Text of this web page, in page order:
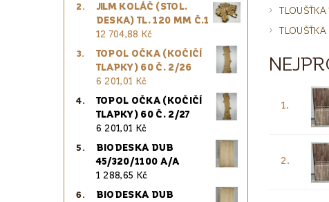
JILM KOLÁČ (STOL.
DESKA) TL. 120 MM Č.1
12 704,88 Kč
TOPOL OČKA (KOČIČÍ
TLAPKY) 60 Č. 2/26
6 201,01 Kč
TOPOL OČKA (KOČIČÍ
TLAPKY) 60 Č. 2/27
6 201,01 Kč
BIODESKA DUB
45/320/1100 A/A
1 288,65 Kč
BIODESKA DUB
1.
2.